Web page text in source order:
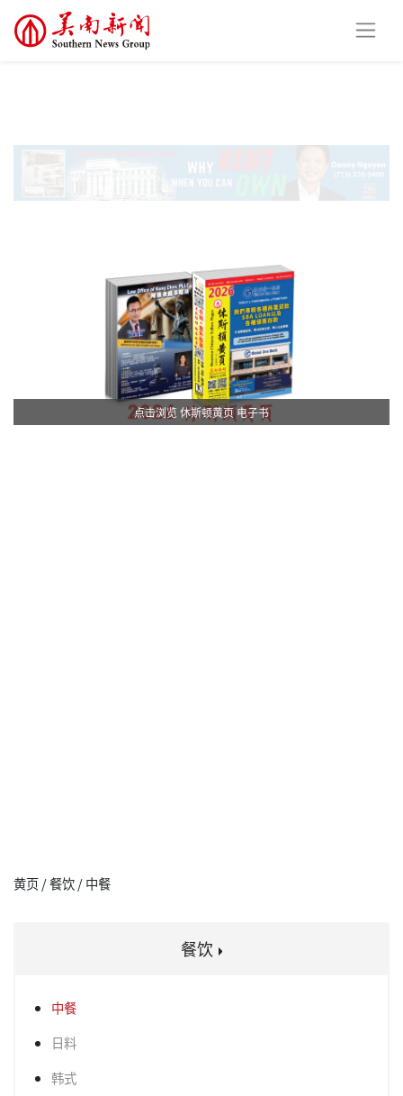
点击浏览 休斯顿黄页 电子书
黄页 / 餐饮 / 中餐
餐饮
中餐
日料
韩式